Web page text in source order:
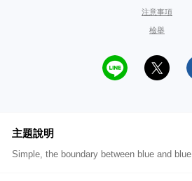
注意事項
檢舉
主題說明
Simple, the boundary between blue and blue